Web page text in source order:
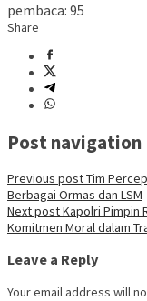
pembaca: 95
Share
Post navigation
Previous postTim
Berbagai Ormas dan LSM
Next postKapolri Pimpin
Komitmen Moral dalam
Leave a Reply
Your email address will